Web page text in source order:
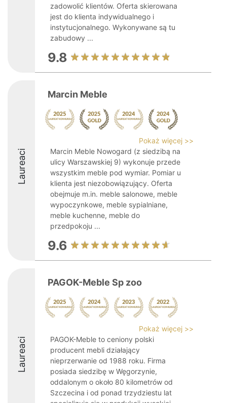
zadowolić klientów. Oferta skierowana
jest do klienta indywidualnego i
instytucjonalnego. Wykonywane są tu
zabudowy ...
9.8
Laureaci
Marcin Meble
Pokaż więcej >>
Marcin Meble Nowogard (z siedzibą na
ulicy Warszawskiej 9) wykonuje przede
wszystkim meble pod wymiar. Pomiar u
klienta jest niezobowiązujący. Oferta
obejmuje m.in. meble salonowe, meble
wypoczynkowe, meble sypialniane,
meble kuchenne, meble do
przedpokoju ...
9.6
Laureaci
PAGOK-Meble Sp zoo
Pokaż więcej >>
PAGOK-Meble to ceniony polski
producent mebli działający
nieprzerwanie od 1988 roku. Firma
posiada siedzibę w Węgorzynie,
oddalonym o około 80 kilometrów od
Szczecina i od ponad trzydziestu lat